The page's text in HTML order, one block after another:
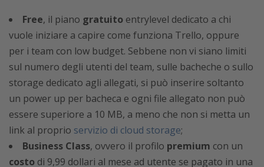
Free, il piano gratuito entrylevel dedicato a chi
vuole iniziare a capire come funziona Trello, oppure
per i team con low budget. Sebbene non vi siano limiti
sul numero degli utenti del team, sulle bacheche o sullo
storage dedicato agli allegati, si può inserire soltanto
un power up per bacheca e ogni file allegato non può
essere superiore a 10 MB, a meno che non si metta un
link al proprio servizio di cloud storage;
Business Class, ovvero il profilo premium con un
costo di 9,99 dollari al mese ad utente se pagato in una